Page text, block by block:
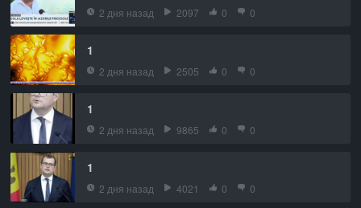
2 дня назад 2097 0 0
1
2 дня назад 2505 0 0
1
2 дня назад 9865 0 0
1
2 дня назад 4021 0 0